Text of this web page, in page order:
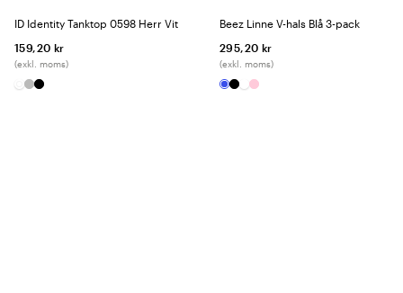
ID Identity Tanktop 0598 Herr Vit
159,20 kr
(exkl. moms)
Beez Linne V-hals Blå 3-pack
295,20 kr
(exkl. moms)